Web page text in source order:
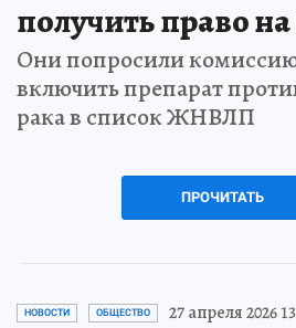
получить право
Они попросили
включить препарат
рака в список ЖНВЛП
ПРОЧИТАТЬ
НОВОСТИ ОБЩЕСТВО 27 апреля 2026